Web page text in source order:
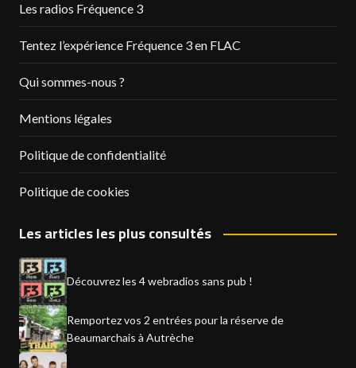
Les radios Fréquence 3
Tentez l’expérience Fréquence 3 en FLAC
Qui sommes-nous ?
Mentions légales
Politique de confidentialité
Politique de cookies
Les articles les plus consultés
Découvrez les 4 webradios sans pub !
Remportez vos 2 entrées pour la réserve de
Beaumarchais à Autrèche